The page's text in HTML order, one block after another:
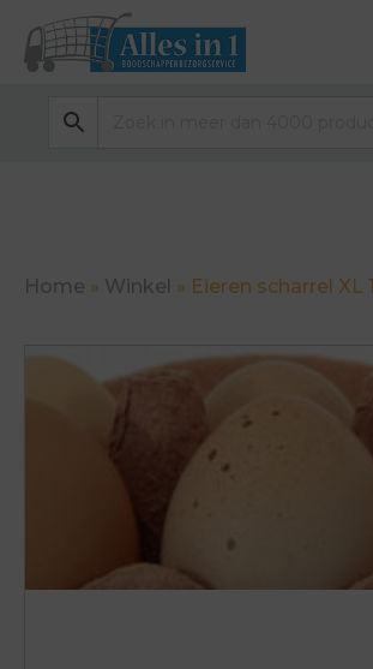
Home » Winkel » Eieren scharrel XL